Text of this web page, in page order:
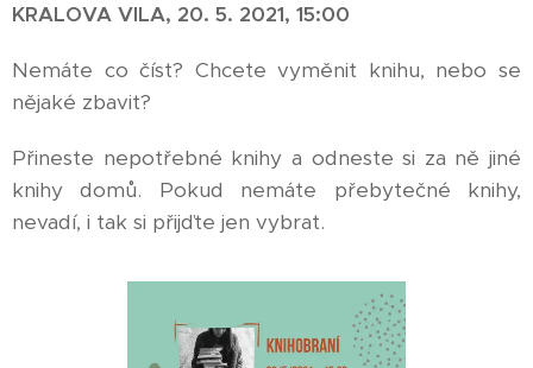
KRALOVA VILA, 20. 5. 2021, 15:00
Nemáte co číst? Chcete vyměnit knihu, nebo se
nějaké zbavit?
Přineste nepotřebné knihy a odneste si za ně jiné
knihy domů. Pokud nemáte přebytečné knihy,
nevadí, i tak si přijďte jen vybrat.